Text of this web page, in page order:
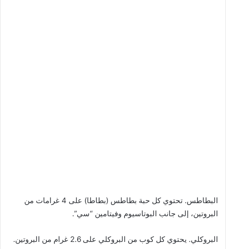
البطاطس. تحتوي كل حبة بطاطس (بطاطا) على 4 غرامات من
البروتين، إلى جانب البوتاسيوم وفيتامين “سي”.
البروكلي. يحتوي كل كوب من البروكلي على 2.6 غرام من البروتين.